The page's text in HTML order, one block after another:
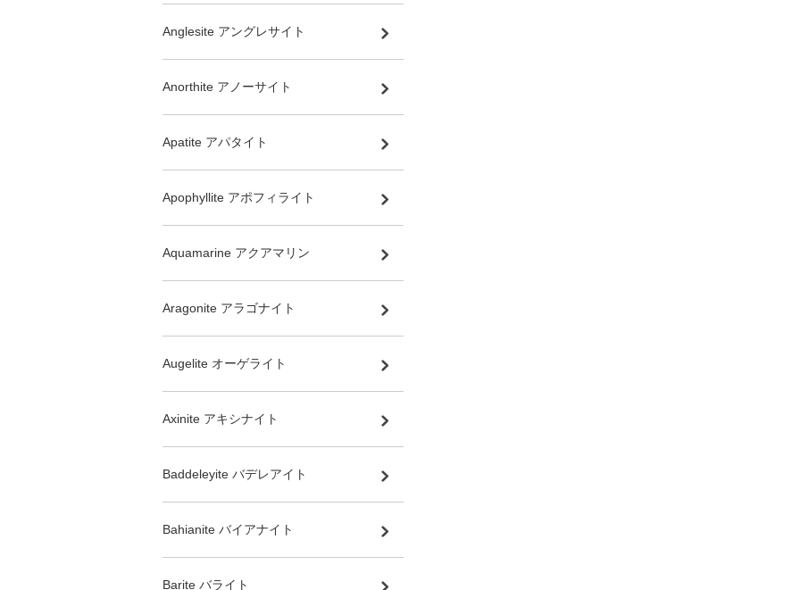
Anglesite アングレサイト
Anorthite アノーサイト
Apatite アパタイト
Apophyllite アポフィライト
Aquamarine アクアマリン
Aragonite アラゴナイト
Augelite オーゲライト
Axinite アキシナイト
Baddeleyite バデレアイト
Bahianite バイアナイト
Barite バライト